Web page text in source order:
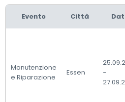
Evento Città
Manutenzione
e Riparazione
Essen
-